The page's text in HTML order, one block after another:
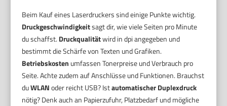
Beim Kauf eines Laserdruckers sind einige Punkte wichtig.
Druckgeschwindigkeitsagt dir, wie viele Seiten pro Minute
du schaffst. Druckqualitätwird in dpi angegeben und
bestimmt die Schärfe von Texten und Grafiken.
Betriebskosten umfassen Tonerpreise und Verbrauch pro
Seite. Achte zudem auf Anschlüsse und Funktionen. Brauchst
duWLANoder reicht USB? Istautomatischer Duplexdruck
nötig? Denk auch an Papierzufuhr, Platzbedarf und mögliche